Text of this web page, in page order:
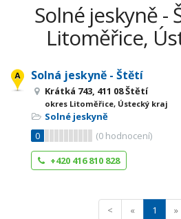
Solné jeskyně -
Litoměřice,
Solná jeskyně - Štětí
Krátká 743, 411 08 Štětí
okres Litoměřice, Ústecký kraj
Solné jeskyně
0
(0 hodnocení)
+420 416 810 828
< « 1 »